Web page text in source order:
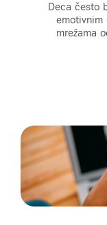
Deca često
emotivnim
mrežama